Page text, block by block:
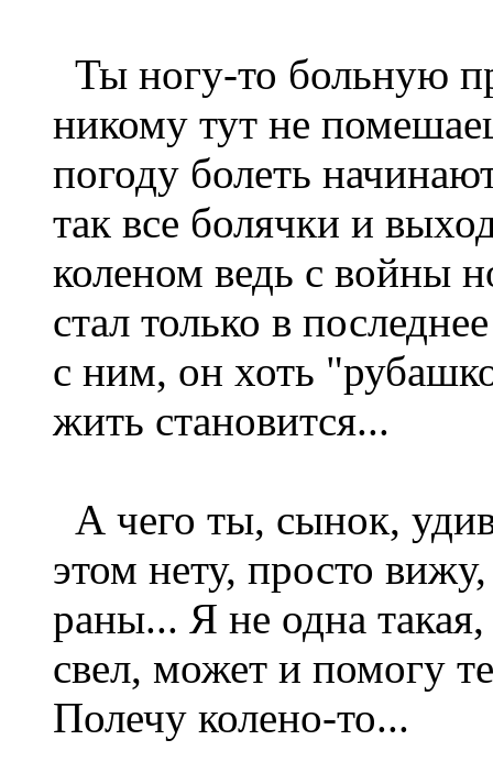
Ты ногу-то больную
никому тут не
погоду болеть
так все болячки и
коленом ведь с войны
стал только в
с ним, он хоть
жить становится...
А чего ты, сынок,
этом нету, просто
раны... Я не одна такая,
свел, может и помогу
Полечу колено-то...